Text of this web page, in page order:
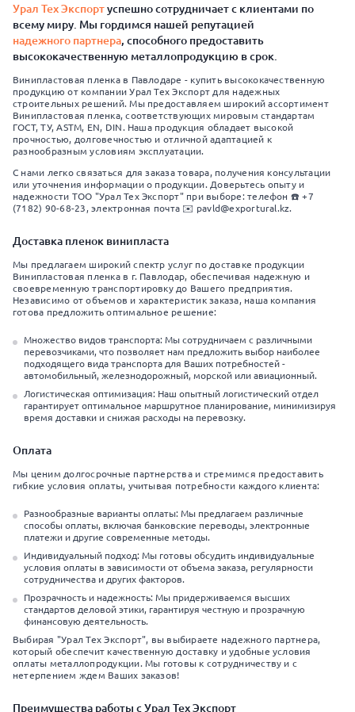
Урал Тех Экспортуспешно сотрудничает с клиентами по
всему миру. Мы гордимся нашей репутацией
надежного партнера, способного предоставить
высококачественную металлопродукцию в срок.
Винипластовая пленка в Павлодаре - купить высококачественную
продукцию от компании Урал Тех Экспорт для надежных
строительных решений. Мы предоставляем широкий ассортимент
Винипластовая пленка, соответствующих мировым стандартам
ГОСТ, ТУ, ASTM, EN, DIN. Наша продукция обладает высокой
прочностью, долговечностью и отличной адаптацией к
разнообразным условиям эксплуатации.
С нами легко связаться для заказа товара, получения консультации
или уточнения информации о продукции. Доверьтесь опыту и
надежности ТОО "Урал Тех Экспорт" при выборе: телефон ☎️ +7
(7182) 90-68-23, электронная почта ✉️ pavld@exportural.kz.
Доставка пленок винипласта
Мы предлагаем широкий спектр услуг по доставке продукции
Винипластовая пленка в г. Павлодар, обеспечивая надежную и
своевременную транспортировку до Вашего предприятия.
Независимо от объемов и характеристик заказа, наша компания
готова предложить оптимальное решение:
Множество видов транспорта: Мы сотрудничаем с различными
перевозчиками, что позволяет нам предложить выбор наиболее
подходящего вида транспорта для Ваших потребностей -
автомобильный, железнодорожный, морской или авиационный.
Логистическая оптимизация: Наш опытный логистический отдел
гарантирует оптимальное маршрутное планирование, минимизируя
время доставки и снижая расходы на перевозку.
Оплата
Мы ценим долгосрочные партнерства и стремимся предоставить
гибкие условия оплаты, учитывая потребности каждого клиента:
Разнообразные варианты оплаты: Мы предлагаем различные
способы оплаты, включая банковские переводы, электронные
платежи и другие современные методы.
Индивидуальный подход: Мы готовы обсудить индивидуальные
условия оплаты в зависимости от объема заказа, регулярности
сотрудничества и других факторов.
Прозрачность и надежность: Мы придерживаемся высших
стандартов деловой этики, гарантируя честную и прозрачную
финансовую деятельность.
Выбирая "Урал Тех Экспорт", вы выбираете надежного партнера,
который обеспечит качественную доставку и удобные условия
оплаты металлопродукции. Мы готовы к сотрудничеству и с
нетерпением ждем Ваших заказов!
Преимущества работы с Урал Тех Экспорт